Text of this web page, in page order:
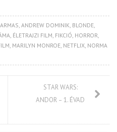
,ANDREW DOMINIK, BLONDE,
, ÉLETRAJZI FILM, FIKCIÓ, HORROR,
, MARILYN MONROE, NETFLIX, NORMA
STAR WARS:
ANDOR – 1. ÉVAD